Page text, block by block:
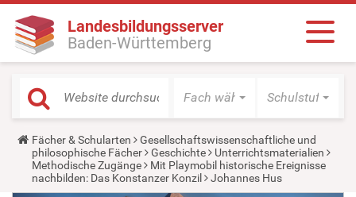
Landesbildungsserver
Baden-Württemberg
Fach wählen Schulstufe
Y
o
u
a
r
Fächer & Schularten
Gesellschaftswissenschaftliche und
philosophische Fächer
Geschichte
Unterrichtsmaterialien
Methodische Zugänge
Mit Playmobil historische Ereignisse
nachbilden: Das Konstanzer Konzil
Johannes Hus